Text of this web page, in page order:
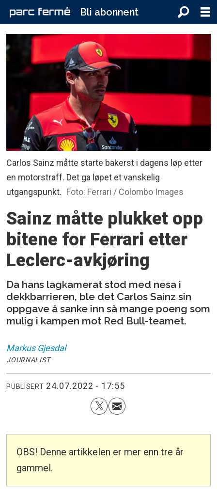
Bli abonnent
Carlos Sainz måtte starte bakerst i dagens løp etter
en motorstraff. Det ga løpet et vanskelig
utgangspunkt. Foto: Ferrari / Colombo Images
Sainz måtte plukket opp
bitene for Ferrari etter
Leclerc-avkjøring
Da hans lagkamerat stod med nesa i
dekkbarrieren, ble det Carlos Sainz sin
oppgave å sanke inn så mange poeng som
mulig i kampen mot Red Bull-teamet.
Markus Gjesdal
JOURNALIST
PUBLISERT 24.07.2022 - 17:55
OBS! Denne artikkelen er mer enn tre år
gammel.